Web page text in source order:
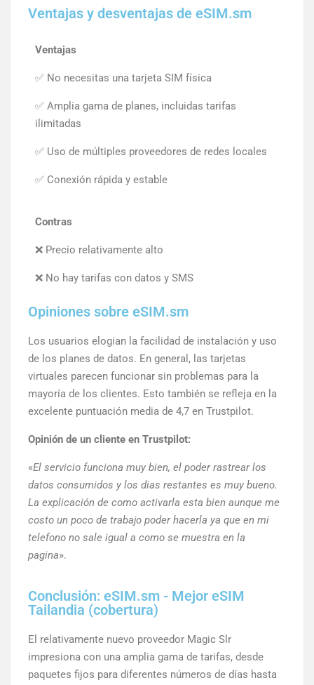
Ventajas y desventajas de eSIM.sm
Ventajas
✅ No necesitas una tarjeta SIM física
✅ Amplia gama de planes, incluidas tarifas
ilimitadas
✅ Uso de múltiples proveedores de redes locales
✅ Conexión rápida y estable
Contras
❌ Precio relativamente alto
❌ No hay tarifas con datos y SMS
Opiniones sobre eSIM.sm
Los usuarios elogian la facilidad de instalación y uso
de los planes de datos. En general, las tarjetas
virtuales parecen funcionar sin problemas para la
mayoría de los clientes. Esto también se refleja en la
excelente puntuación media de 4,7 en Trustpilot.
Opinión de un cliente en Trustpilot:
«El servicio funciona muy bien, el poder rastrear los
datos consumidos y los dias restantes es muy bueno.
La explicación de como activarla esta bien aunque me
costo un poco de trabajo poder hacerla ya que en mi
telefono no sale igual a como se muestra en la
pagina».
Conclusión: eSIM.sm - Mejor eSIM
Tailandia (cobertura)
El relativamente nuevo proveedor Magic Slr
impresiona con una amplia gama de tarifas, desde
paquetes fijos para diferentes números de días hasta